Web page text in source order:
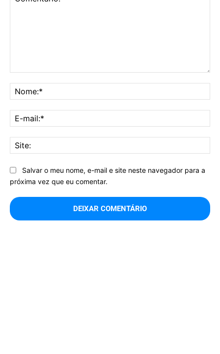
Salvar o meu nome, e-mail e site neste navegador para a
próxima vez que eu comentar.